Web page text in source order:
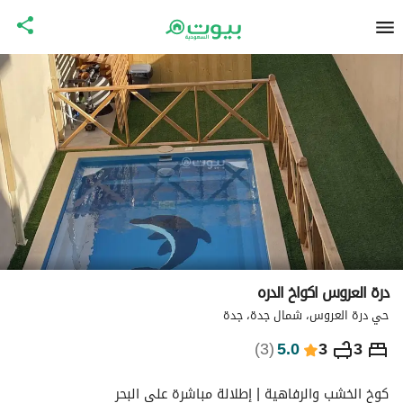
درة العروس اكواخ الدره
حي درة العروس، شمال جدة، جدة
3
3
5.0
(
3
) ⃁
1,828ليلة
التفاصيل الاماكن القريبة معلومات وزارة السياحةكوخ الخشب والرفاهية | إطلالة مباشرة على البحر